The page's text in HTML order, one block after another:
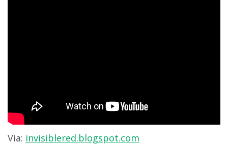
Via: invisiblered.blogspot.com